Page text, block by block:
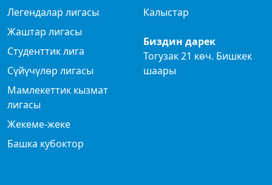
Легендалар лигасы
Жаштар лигасы
Студенттик лига
Сүйүчүлөр лигасы
Мамлекеттик кызмат
лигасы
Жекеме-жеке
Башка кубоктор
Калыстар
Биздин дарек
Тогузак 21 көч. Бишкек
шаары